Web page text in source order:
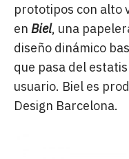
prototipos con alto
en Biel, una
diseño dinámico
que pasa del
usuario. Biel es
Design Barcelona.